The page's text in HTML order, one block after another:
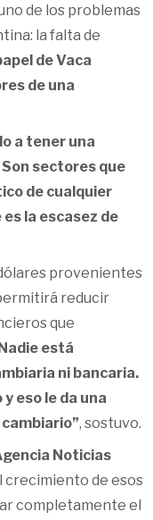
de los problemas
la falta de
de Vaca
de una
a tener una
sectores que
de cualquier
la escasez de
provenientes
reducir
que
está
ni bancaria.
eso le da una
, sostuvo.
Noticias
crecimiento de esos
completamente el